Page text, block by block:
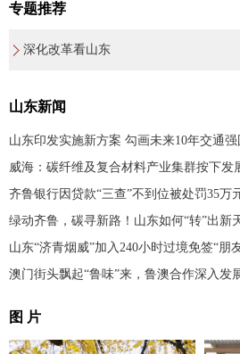
专题推荐
深化改革看山东
山东新闻
山东印发实施新方案 勾画未来10年交通
威海：碳纤维及复合材料产业集群按下发
齐鲁银行因贷款“三查”不到位被处罚35万
绿动齐鲁，碳寻新路！山东如何“转”出新
山东“济青烟威”加入240小时过境免签“朋
澳门街头飘起“鲁味”来，鲁澳合作深入发
图 片